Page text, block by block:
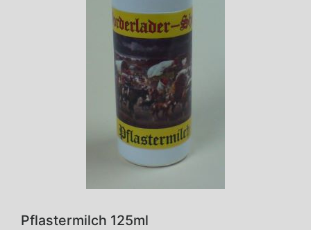
Pflastermilch 125ml